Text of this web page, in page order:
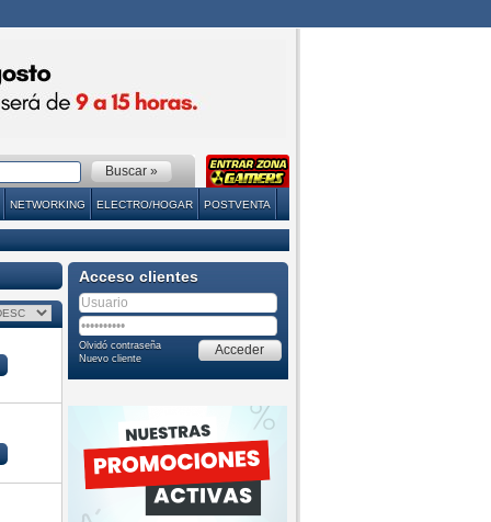
NETWORKING ELECTRO/HOGAR POSTVENTA
Acceso clientes
Olvidó contraseña
Nuevo cliente